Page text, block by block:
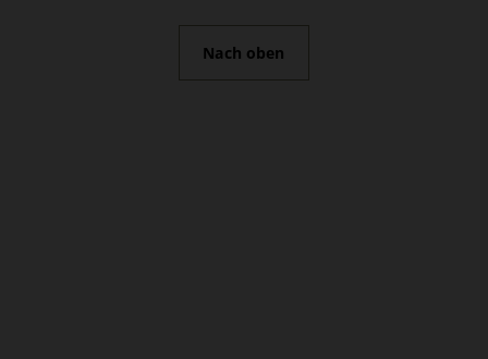
Nach oben